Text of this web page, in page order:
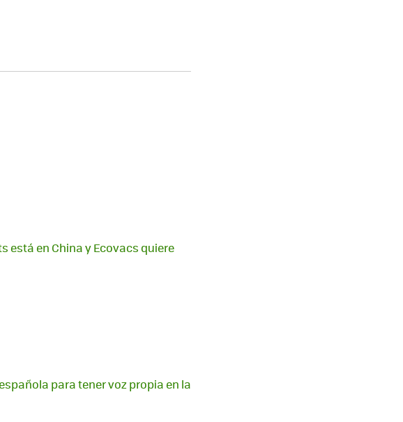
está en China y Ecovacs quiere
para tener voz propia en la